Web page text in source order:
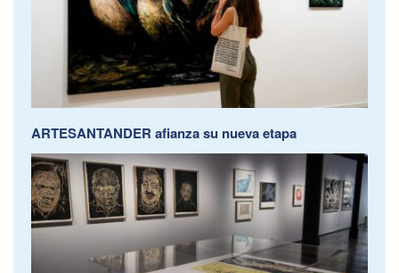
ARTESANTANDER afianza su nueva etapa